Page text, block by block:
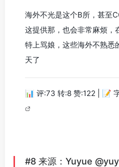
海外不光是这个B所，甚至
这提供那，也会非常麻烦，
特上骂娘，这些海外不熟悉
天了
📊 评:73 转:8 赞:122 | 📝
#8 来源：Yuyue